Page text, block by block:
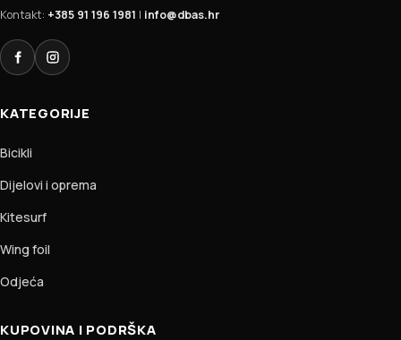
Kontakt: +385 91 196 1981 | info@dbas.hr
FacebookInstagram
KATEGORIJE
Bicikli
Dijelovi i oprema
Kitesurf
Wing foil
Odjeća
KUPOVINA I PODRŠKA